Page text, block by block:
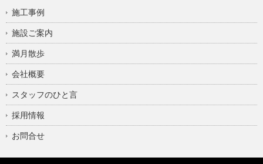
施工事例
施設ご案内
満月散歩
会社概要
スタッフのひと言
採用情報
お問合せ